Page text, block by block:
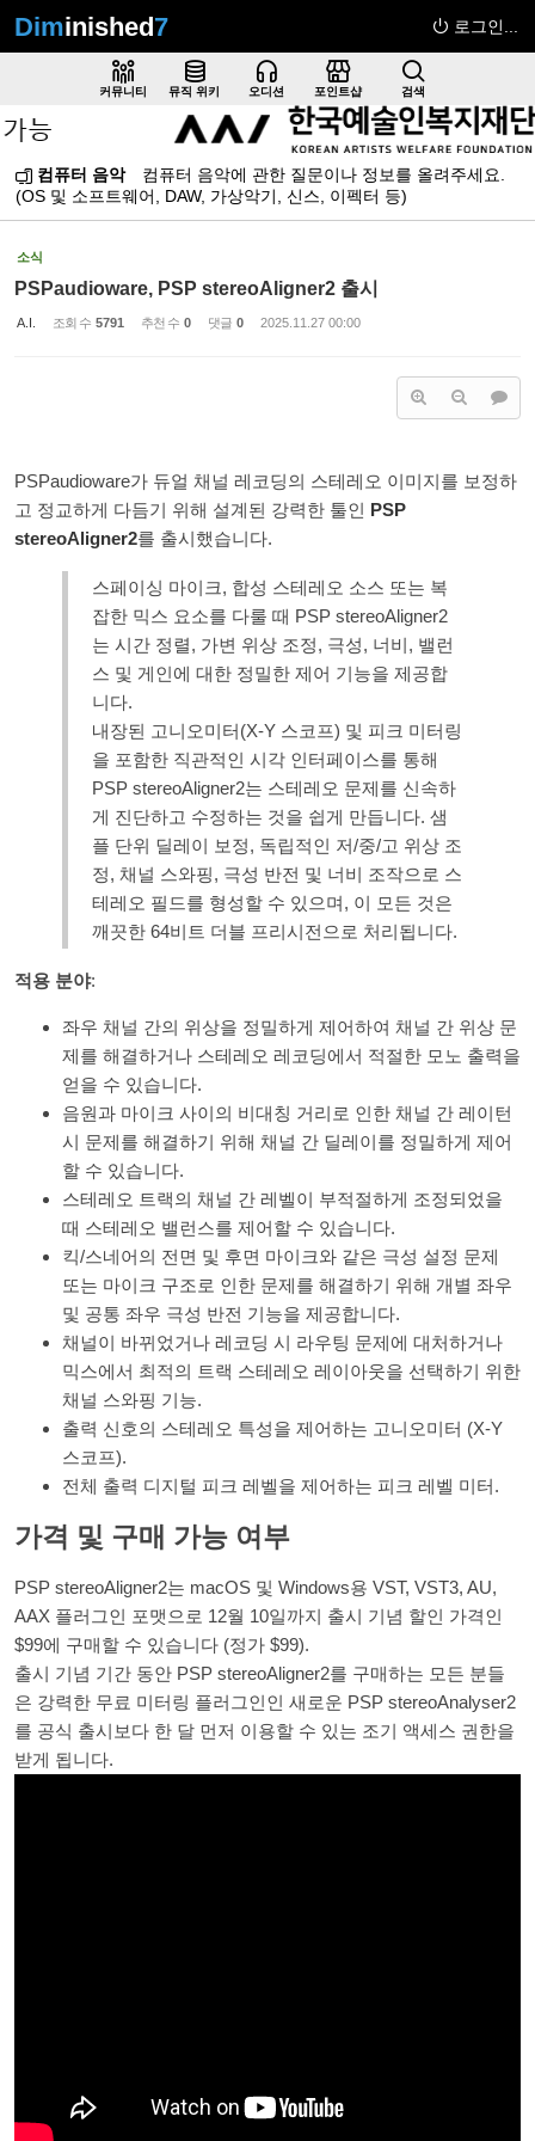
Diminished7 로그인...
커뮤니티 뮤직 위키 오디션 포인트샵 검색
컴퓨터 음악
컴퓨터 음악에 관한 질문이나 정보를 올려주세요.
(OS 및 소프트웨어, DAW, 가상악기, 신스, 이펙터 등)
소식
PSPaudioware, PSP stereoAligner2 출시
A.I. 조회 수 5791 추천 수 0 댓글 0 2025.11.27 00:00
PSPaudioware가 듀얼 채널 레코딩의 스테레오 이미지를 보정하
고 정교하게 다듬기 위해 설계된 강력한 툴인 PSP
stereoAligner2를 출시했습니다.
스페이싱 마이크, 합성 스테레오 소스 또는 복
잡한 믹스 요소를 다룰 때 PSP stereoAligner2
는 시간 정렬, 가변 위상 조정, 극성, 너비, 밸런
스 및 게인에 대한 정밀한 제어 기능을 제공합
니다.
내장된 고니오미터(X-Y 스코프) 및 피크 미터링
을 포함한 직관적인 시각 인터페이스를 통해
PSP stereoAligner2는 스테레오 문제를 신속하
게 진단하고 수정하는 것을 쉽게 만듭니다. 샘
플 단위 딜레이 보정, 독립적인 저/중/고 위상 조
정, 채널 스와핑, 극성 반전 및 너비 조작으로 스
테레오 필드를 형성할 수 있으며, 이 모든 것은
깨끗한 64비트 더블 프리시전으로 처리됩니다.
적용 분야:
좌우 채널 간의 위상을 정밀하게 제어하여 채널 간 위상 문
제를 해결하거나 스테레오 레코딩에서 적절한 모노 출력을
얻을 수 있습니다.
음원과 마이크 사이의 비대칭 거리로 인한 채널 간 레이턴
시 문제를 해결하기 위해 채널 간 딜레이를 정밀하게 제어
할 수 있습니다.
스테레오 트랙의 채널 간 레벨이 부적절하게 조정되었을
때 스테레오 밸런스를 제어할 수 있습니다.
킥/스네어의 전면 및 후면 마이크와 같은 극성 설정 문제
또는 마이크 구조로 인한 문제를 해결하기 위해 개별 좌우
및 공통 좌우 극성 반전 기능을 제공합니다.
채널이 바뀌었거나 레코딩 시 라우팅 문제에 대처하거나
믹스에서 최적의 트랙 스테레오 레이아웃을 선택하기 위한
채널 스와핑 기능.
출력 신호의 스테레오 특성을 제어하는 고니오미터 (X-Y
스코프).
전체 출력 디지털 피크 레벨을 제어하는 피크 레벨 미터.
가격 및 구매 가능 여부
PSP stereoAligner2는 macOS 및 Windows용 VST, VST3, AU,
AAX 플러그인 포맷으로 12월 10일까지 출시 기념 할인 가격인
$99에 구매할 수 있습니다 (정가 $99).
출시 기념 기간 동안 PSP stereoAligner2를 구매하는 모든 분들
은 강력한 무료 미터링 플러그인인 새로운 PSP stereoAnalyser2
를 공식 출시보다 한 달 먼저 이용할 수 있는 조기 액세스 권한을
받게 됩니다.
Sketchbook5, 스케치북5
Sketchbook5, 스케치북5